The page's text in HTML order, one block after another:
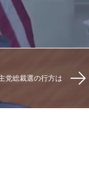
党総裁選の行方は